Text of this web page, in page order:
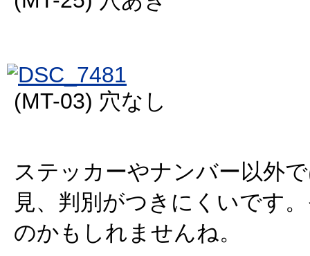
(MT-03) 穴なし
ステッカーやナンバー以外
見、判別がつきにくいです
のかもしれませんね。